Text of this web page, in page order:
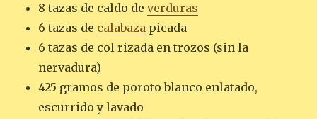
8 tazas de caldo deverduras
6 tazas de calabaza picada
6 tazas de col rizada en trozos (sin la
nervadura)
425 gramos de poroto blanco enlatado,
escurrido y lavado